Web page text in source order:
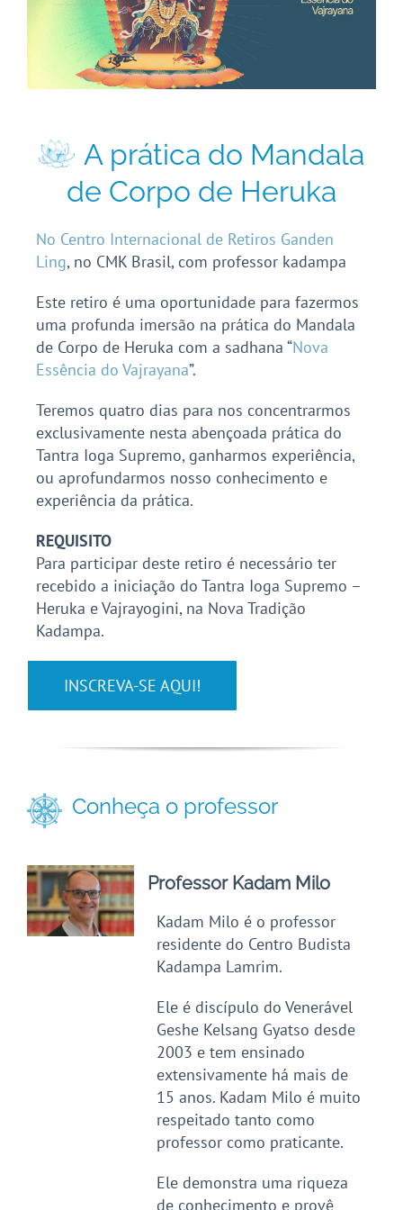
A prática do Mandala
de Corpo de Heruka
No Centro Internacional de Retiros Ganden
Ling, no CMK Brasil, com professor kadampa
Este retiro é uma oportunidade para fazermos
uma profunda imersão na prática do Mandala
de Corpo de Heruka com a sadhana “Nova
Essência do Vajrayana”.
Teremos quatro dias para nos concentrarmos
exclusivamente nesta abençoada prática do
Tantra Ioga Supremo, ganharmos experiência,
ou aprofundarmos nosso conhecimento e
experiência da prática.
REQUISITO
Para participar deste retiro é necessário ter
recebido a iniciação do Tantra Ioga Supremo –
Heruka e Vajrayogini, na Nova Tradição
Kadampa.
INSCREVA-SE AQUI!
Conheça o professor
Professor Kadam Milo
Kadam Milo é o professor
residente do Centro Budista
Kadampa Lamrim.
Ele é discípulo do Venerável
Geshe Kelsang Gyatso desde
2003 e tem ensinado
extensivamente há mais de
15 anos. Kadam Milo é muito
respeitado tanto como
professor como praticante.
Ele demonstra uma riqueza
de conhecimento e provê